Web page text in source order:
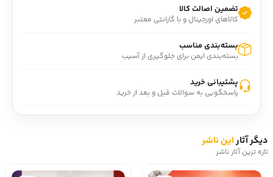
تضمین اصالت کالا
کالاهای اورجینال و با گارانتی معتبر
بسته‌بندی مناسب
بسته‌بندی ایمن برای جلوگیری از آسیب
پشتیبانی خرید
پاسخگویی به سوالات قبل و بعد از خرید
دیگر آثاراین ناشر
تازه ترین آثار ناشر